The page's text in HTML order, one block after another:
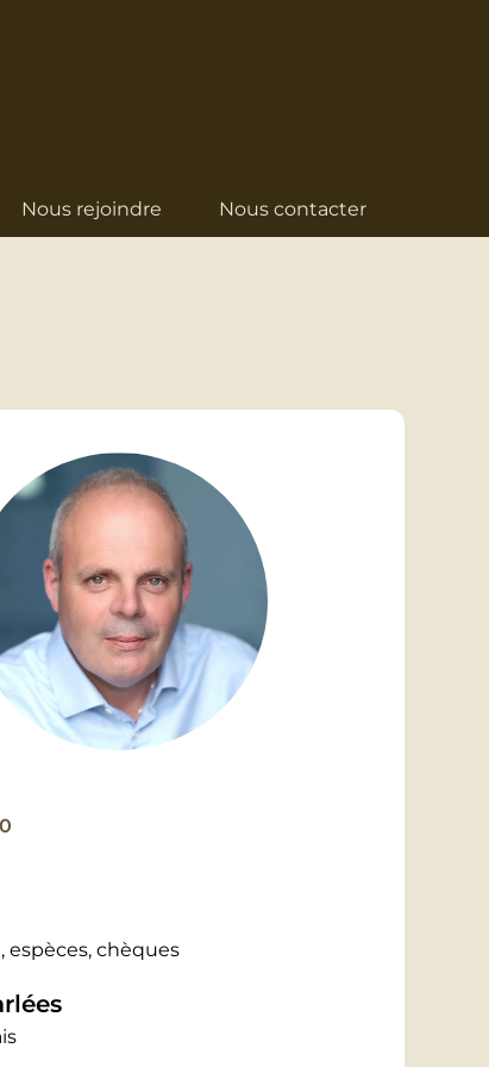
Nous rejoindre Nous contacter
espèces, chèques